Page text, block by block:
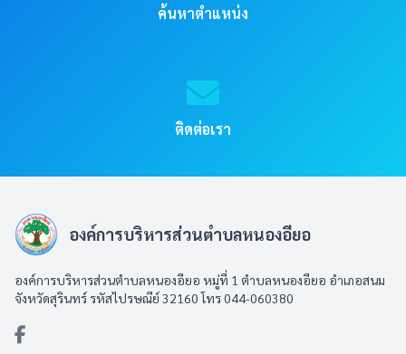
ค้นหาตำแหน่ง
ติดต่อเรา
องค์การบริหารส่วนตำบลหนองอียอ
องค์การบริหารส่วนตำบลหนองอียอ หมู่ที่ 1 ตำบลหนองอียอ อำเภอสนม
จังหวัดสุรินทร์ รหัสไปรษณีย์ 32160 โทร 044-060380